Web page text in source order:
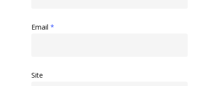
Email *
Site